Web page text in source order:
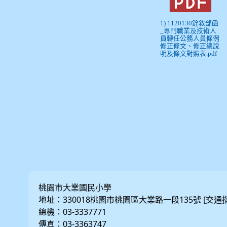
1) 1120130銓敘部函
_專門職業及技術人
員轉任公務人員條例
修正條文、修正總說
明及條文對照表.pdf
桃園市大業國民小學
地址：330018桃園市桃園區大業路一段135號 [交通
總機：03-3337771
傳真：03-3363747